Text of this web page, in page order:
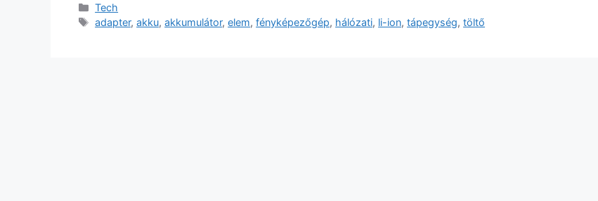
Kategória
Tech
Címkék
adapter,akku,akkumulátor,elem,fényképezőgép, hálózati, li-ion,tápegység,töltő